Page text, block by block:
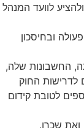
לוועד המנהל
ובחיסכון
החשבונות שלה,
החוק
לטובת קידום
שכרו.